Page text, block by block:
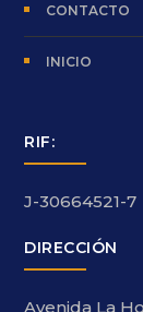
CONTACTO
INICIO
RIF:
J-30664521-7
DIRECCIÓN
Avenida La